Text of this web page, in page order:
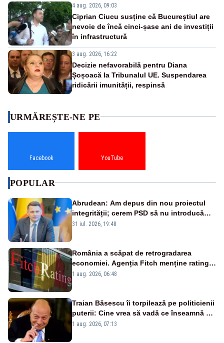
4 aug. 2026, 09:03
Ciprian Ciucu susține că Bucureștiul are
nevoie de încă cinci-șase ani de investiții
în infrastructură
3 aug. 2026, 16:22
Decizie nefavorabilă pentru Diana
Șoșoacă la Tribunalul UE. Suspendarea
ridicării imunității, respinsă
URMĂREȘTE-NE PE
Facebook YouTube
POPULAR
Abrudean: Am depus din nou proiectul
integrității; cerem PSD să nu introducă
amendamente otrăvite, neconstituționale
31 iul. 2026, 19:48
România a scăpat de retrogradarea
economiei. Agenția Fitch menține ratingul
„BBB-” cu perspectivă negativă
1 aug. 2026, 06:48
Traian Băsescu îi torpilează pe politicienii
puterii: Cine vrea să vadă ce înseamnă să
fii prost, se uită la România
1 aug. 2026, 07:13